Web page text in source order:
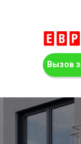
Вызов